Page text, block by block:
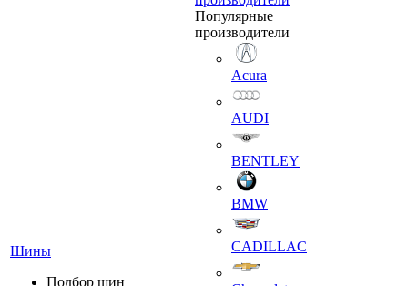
Шины
Подбор шин
Популярные
производители
Acura
AUDI
BENTLEY
BMW
CADILLAC